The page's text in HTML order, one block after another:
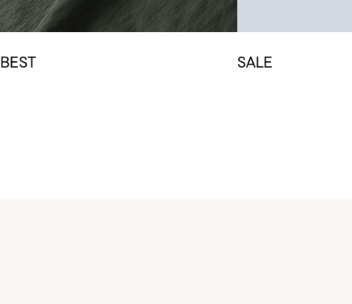
BEST SALE